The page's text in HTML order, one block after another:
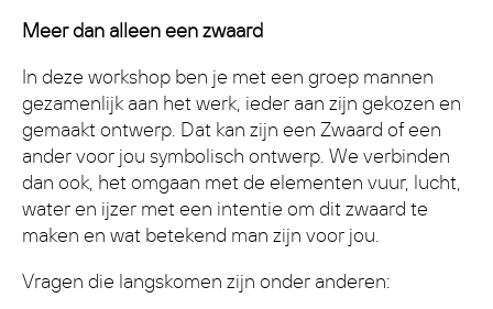
Meer dan alleen een zwaard
In deze workshop ben je met een groep mannen
gezamenlijk aan het werk, ieder aan zijn gekozen en
gemaakt ontwerp. Dat kan zijn een Zwaard of een
ander voor jou symbolisch ontwerp. We verbinden
dan ook, het omgaan met de elementen vuur, lucht,
water en ijzer met een intentie om dit zwaard te
maken en wat betekend man zijn voor jou.
Vragen die langskomen zijn onder anderen: